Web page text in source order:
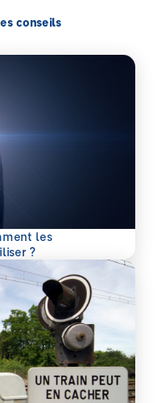
conseils
les
?